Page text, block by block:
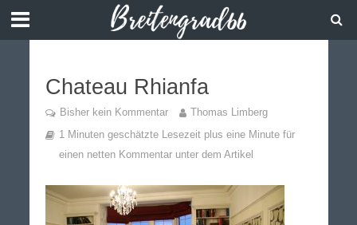
Chateau Rhianfa
Bisher kein Kommentar
Thomas Limberg
1 Minuten geschätzte Lesezeit plus eine Minute für
einen netten Kommentar unter dem Artikel